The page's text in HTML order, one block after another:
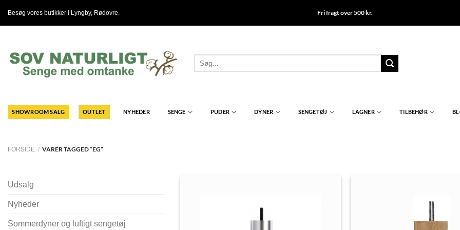
Besøg vores butikker i Lyngby, Rødovre Fri fragt over 500 kr.
Søg
SHOWROOM SALG OUTLET NYHEDER SENGE PUDER DYNER SENGETØJ LAGNER TILBEHØR
FORSIDE / VARER TAGGED “EG”
Udsalg
Nyheder
Sommerdyner og luftigt sengetøj